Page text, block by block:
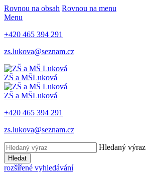
Rovnou na obsah Rovnou na menu
Menu
+420 465 394 291
zs.lukova@seznam.cz
ZŠ a MŠLuková
ZŠ a MŠLuková
+420 465 394 291
zs.lukova@seznam.cz
Hledaný výraz
Hledat
rozšířené vyhledávání